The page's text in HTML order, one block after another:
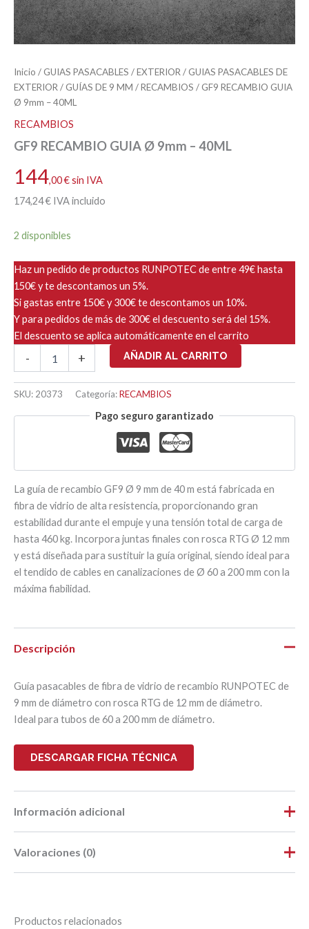
Inicio / GUIAS PASACABLES /EXTERIOR / GUIAS PASACABLES DE
EXTERIOR / GUÍAS DE 9 MM /RECAMBIOS / GF9 RECAMBIO GUIA
Ø 9mm – 40ML
RECAMBIOS
GF9 RECAMBIO GUIA Ø 9mm – 40ML
144,00€sin IVA
174,24€ IVA incluido
2 disponibles
Haz un pedido de productos RUNPOTEC de entre 49€ hasta
150€ y te descontamos un 5%.
Si gastas entre 150€ y 300€ te descontamos un 10%.
Y para pedidos de más de 300€ el descuento será del 15%.
El descuento se aplica automáticamente en el carrito
-
RECAMBIO
Ø
-
+ AÑADIR AL CARRITO
SKU: 20373 Categoría:RECAMBIOS
Pago seguro garantizado
La guía de recambio GF9 Ø 9 mm de 40 m está fabricada en
fibra de vidrio de alta resistencia, proporcionando gran
estabilidad durante el empuje y una tensión total de carga de
hasta 460 kg. Incorpora juntas finales con rosca RTG Ø 12 mm
y está diseñada para sustituir la guía original, siendo ideal para
el tendido de cables en canalizaciones de Ø 60 a 200 mm con la
máxima fiabilidad.
Descripción
Guía pasacables de fibra de vidrio de recambio RUNPOTEC de
9 mm de diámetro con rosca RTG de 12 mm de diámetro.
Ideal para tubos de 60 a 200 mm de diámetro.
DESCARGAR FICHA TÉCNICA
Información adicional
Peso
Valoraciones (0)
Productos relacionados